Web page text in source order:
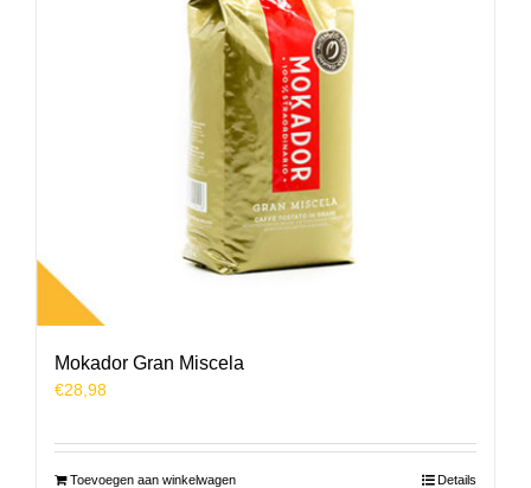
Mokador Gran Miscela
€28,98
Toevoegen aan winkelwagen Details